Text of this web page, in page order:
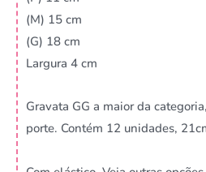
(M) 15 cm
(G) 18 cm
Largura 4 cm
Gravata GG a maior da
porte. Contém 12 unidades,